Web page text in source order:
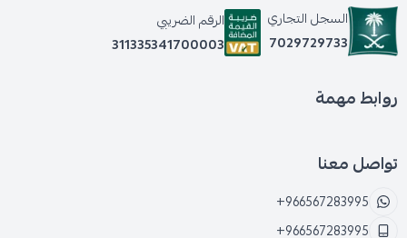
السجل التجاري
7029729733
الرقم الضريبي
311335341700003
روابط مهمة
تواصل معنا
+966567283995
+966567283995